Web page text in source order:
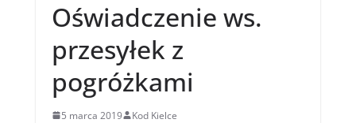
Oświadczenie ws.
przesyłek z
pogróżkami
5 marca 2019 Kod Kielce